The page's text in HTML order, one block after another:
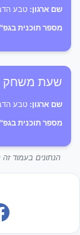
שם ארגון: טבע
מספר תוכנית
שעת משחק
שם ארגון: טבע
מספר תוכנית
הנתונים בעמוד